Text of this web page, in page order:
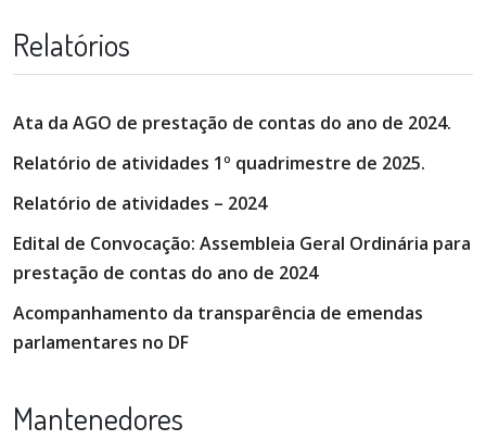
Relatórios
Ata da AGO de prestação de contas do ano de 2024.
Relatório de atividades 1º quadrimestre de 2025.
Relatório de atividades – 2024
Edital de Convocação: Assembleia Geral Ordinária para
prestação de contas do ano de 2024
Acompanhamento da transparência de emendas
parlamentares no DF
Mantenedores